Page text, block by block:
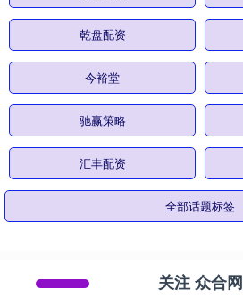
乾盘配资
今裕堂
驰赢策略
汇丰配资
全部话题标签
关注 众合网